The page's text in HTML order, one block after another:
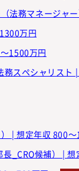
法務マネージャ
万円
1500万円
スペシャリスト
| 想定年収 800
_CRO候補） |